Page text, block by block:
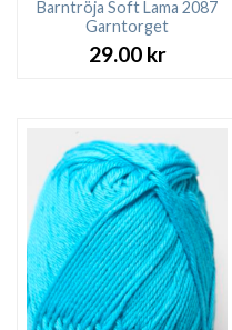
Barntröja Soft Lama 2087
Garntorget
29.00 kr